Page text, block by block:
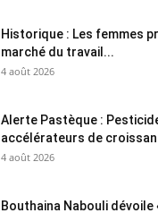
Historique : Les femmes
marché du travail...
4 août 2026
Alerte Pastèque :
accélérateurs de
4 août 2026
Bouthaina Nabouli dévoile